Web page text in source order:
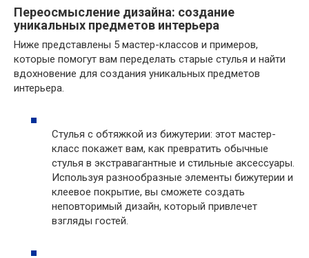
Переосмысление дизайна: создание
уникальных предметов интерьера
Ниже представлены 5 мастер-классов и примеров,
которые помогут вам переделать старые стулья и найти
вдохновение для создания уникальных предметов
интерьера.
Стулья с обтяжкой из бижутерии: этот мастер-
класс покажет вам, как превратить обычные
стулья в экстравагантные и стильные аксессуары.
Используя разнообразные элементы бижутерии и
клеевое покрытие, вы сможете создать
неповторимый дизайн, который привлечет
взгляды гостей.